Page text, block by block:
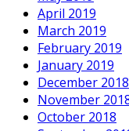
April 2019
March 2019
February 2019
January 2019
December 2018
November
October 2018